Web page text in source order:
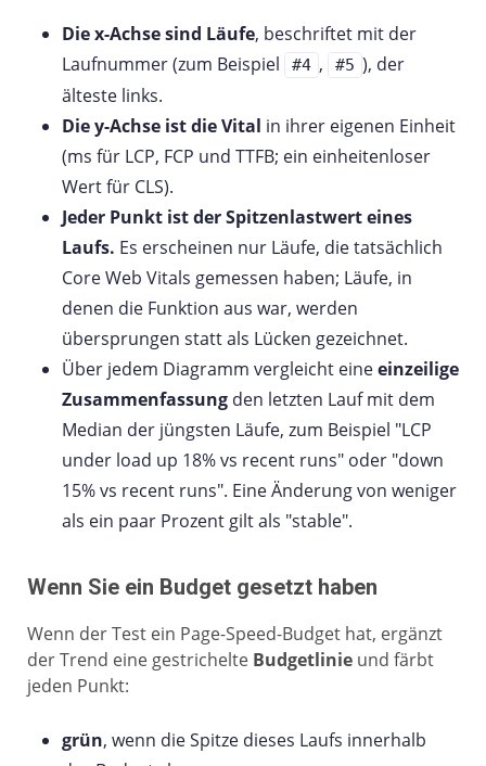
Die x-Achse sind Läufe, beschriftet mit der
Laufnummer (zum Beispiel
#4 , #5 ), der
älteste links.
Die y-Achse ist die Vital in ihrer eigenen Einheit
(ms für LCP, FCP und TTFB; ein einheitenloser
Wert für CLS).
Jeder Punkt ist der Spitzenlastwert eines
Laufs. Es erscheinen nur Läufe, die tatsächlich
Core Web Vitals gemessen haben; Läufe, in
denen die Funktion aus war, werden
übersprungen statt als Lücken gezeichnet.
Über jedem Diagramm vergleicht eineeinzeilige
Zusammenfassung den letzten Lauf mit dem
Median der jüngsten Läufe, zum Beispiel "LCP
under load up 18% vs recent runs" oder "down
15% vs recent runs". Eine Änderung von weniger
als ein paar Prozent gilt als "stable".
Wenn Sie ein Budget gesetzt haben
Wenn der Test ein Page-Speed-Budget hat, ergänzt
der Trend eine gestrichelte Budgetlinie und färbt
jeden Punkt:
grün, wenn die Spitze dieses Laufs innerhalb